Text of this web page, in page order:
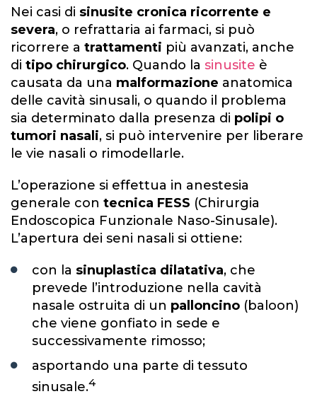
Nei casi di sinusite cronica ricorrente e
severa, o refrattaria ai farmaci, si può
ricorrere a trattamenti più avanzati, anche
di tipo chirurgico. Quando la sinusite è
causata da una malformazione anatomica
delle cavità sinusali, o quando il problema
sia determinato dalla presenza di polipi o
tumori nasali, si può intervenire per liberare
le vie nasali o rimodellarle.
L’operazione si effettua in anestesia
generale con tecnica FESS (Chirurgia
Endoscopica Funzionale Naso-Sinusale).
L’apertura dei seni nasali si ottiene:
con la sinuplastica dilatativa, che
prevede l’introduzione nella cavità
nasale ostruita di un palloncino (baloon)
che viene gonfiato in sede e
successivamente rimosso;
asportando una parte di tessuto
sinusale.4